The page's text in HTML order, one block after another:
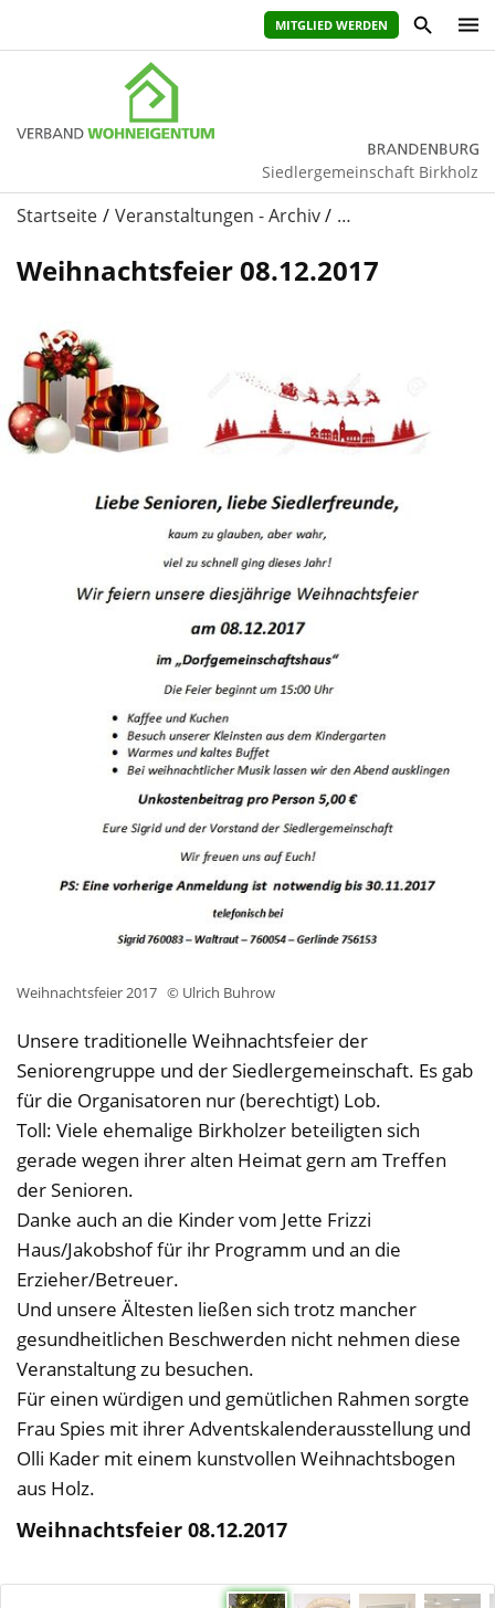
MITGLIED WERDEN
Siedlergemeinschaft Birkholz
Startseite Veranstaltungen - Archiv …
Weihnachtsfeier 08.12.2017
Weihnachtsfeier 2017 © Ulrich Buhrow
Unsere traditionelle Weihnachtsfeier der
Seniorengruppe und der Siedlergemeinschaft. Es gab
für die Organisatoren nur (berechtigt) Lob.
Toll: Viele ehemalige Birkholzer beteiligten sich
gerade wegen ihrer alten Heimat gern am Treffen
der Senioren.
Danke auch an die Kinder vom Jette Frizzi
Haus/Jakobshof für ihr Programm und an die
Erzieher/Betreuer.
Und unsere Ältesten ließen sich trotz mancher
gesundheitlichen Beschwerden nicht nehmen diese
Veranstaltung zu besuchen.
Für einen würdigen und gemütlichen Rahmen sorgte
Frau Spies mit ihrer Adventskalenderausstellung und
Olli Kader mit einem kunstvollen Weihnachtsbogen
aus Holz.
Weihnachtsfeier 08.12.2017